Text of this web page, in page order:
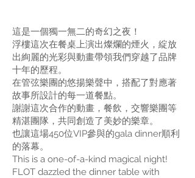
這是一個獨一無二的奇幻之夜！
浮樓這次在餐桌上演出燦爛的煙火，綻放
出絢麗的光彩與動畫帶領我們穿越了品牌
十年的歷程。
在管弦樂團的悠揚樂聲中，搭配了對應著
故事所設計的每一道餐點。
謝謝這次合作的動畫，餐飲，交響樂團等
精湛團隊，共同創造了美妙的樂章。
也讓這場450位VIP參與的gala dinner順利
的落幕。
This is a one-of-a-kind magical night!
FLOT dazzled the dinner table with